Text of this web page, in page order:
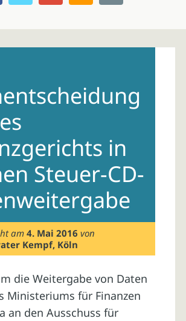
in
Steuer-CD-
am4. Mai 2016 von
Kempf, Köln
die Weitergabe von Daten
Ministeriums für Finanzen
an den Ausschuss für